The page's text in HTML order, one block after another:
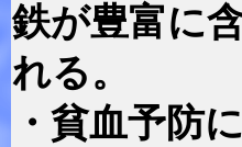
鉄が豊富に
れる。
・貧血予防